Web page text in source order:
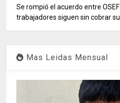
Se rompió el acuerdo entre
trabajadores siguen sin cobrar
Mas Leidas Mensual